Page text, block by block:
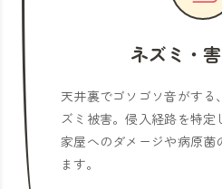
ネズミ・
天井裏でゴソゴソ音がする
ズミ被害。侵入経路を特定
家屋へのダメージや病原菌
ます。